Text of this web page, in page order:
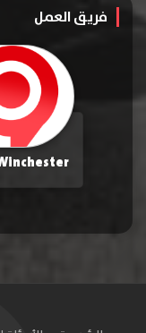
فريق العمل